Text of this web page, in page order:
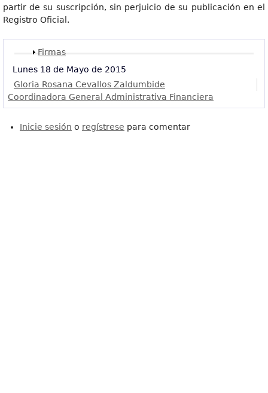
partir de su suscripción, sin perjuicio de su publicación en el
Registro Oficial.
Mostrar
Firmas
Lunes 18 de Mayo de 2015
Gloria Rosana Cevallos Zaldumbide
Coordinadora General Administrativa Financiera
Inicie sesión o regístrese para comentar